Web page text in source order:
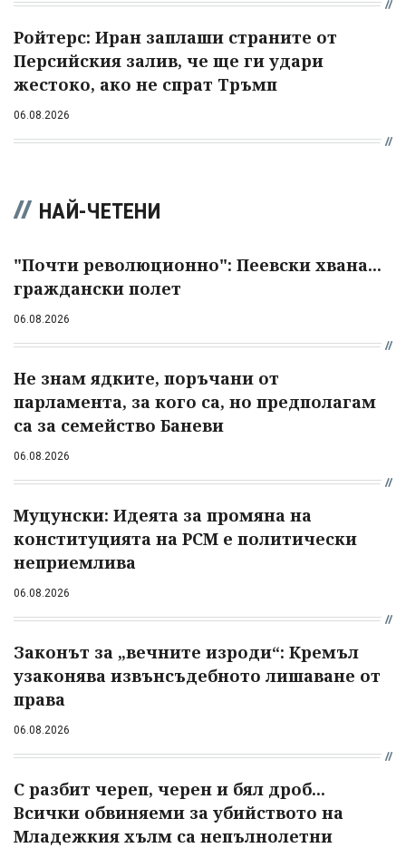
Ройтерс: Иран заплаши страните от
Персийския залив, че ще ги удари
жестоко, ако не спрат Тръмп
06.08.2026
НАЙ-ЧЕТЕНИ
"Почти революционно": Пеевски хвана...
граждански полет
06.08.2026
Не знам ядките, поръчани от
парламента, за кого са, но предполагам
са за семейство Баневи
06.08.2026
Муцунски: Идеята за промяна на
конституцията на РСМ е политически
неприемлива
06.08.2026
Законът за „вечните изроди“: Кремъл
узаконява извънсъдебното лишаване от
права
06.08.2026
С разбит череп, черен и бял дроб...
Всички обвиняеми за убийството на
Младежкия хълм са непълнолетни